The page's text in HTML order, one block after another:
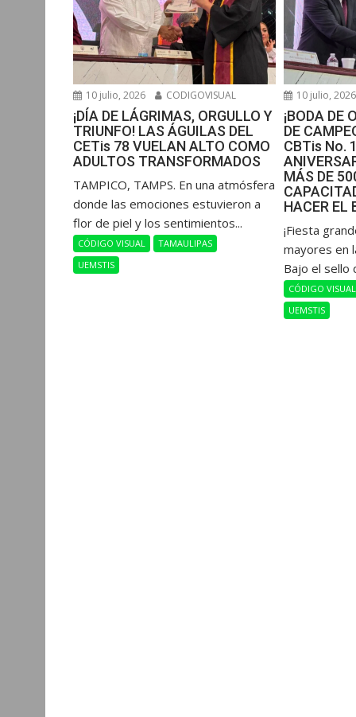
10 julio, 2026 CODIGOVISUAL
¡DÍA DE LÁGRIMAS, ORGULLO Y
TRIUNFO! LAS ÁGUILAS DEL
CETis 78 VUELAN ALTO COMO
ADULTOS TRANSFORMADOS
​TAMPICO, TAMPS. En una atmósfera
donde las emociones estuvieron a
flor de piel y los sentimientos...
CÓDIGO VISUAL
TAMAULIPAS
UEMSTIS
10 julio, 2026
¡BODA DE
DE
CBTis No.
MÁS DE
HACER EL
​¡Fiesta
mayores en
Bajo el sello
CÓDIGO VISUAL
UEMSTIS